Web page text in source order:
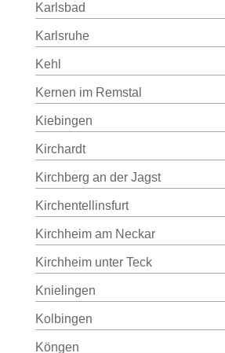
Karlsbad
Karlsruhe
Kehl
Kernen im Remstal
Kiebingen
Kirchardt
Kirchberg an der Jagst
Kirchentellinsfurt
Kirchheim am Neckar
Kirchheim unter Teck
Knielingen
Kolbingen
Köngen